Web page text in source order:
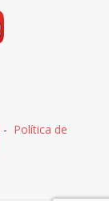
- Política de